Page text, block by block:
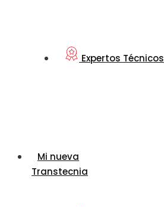
Expertos Técnicos
Mi nueva
Transtecnia